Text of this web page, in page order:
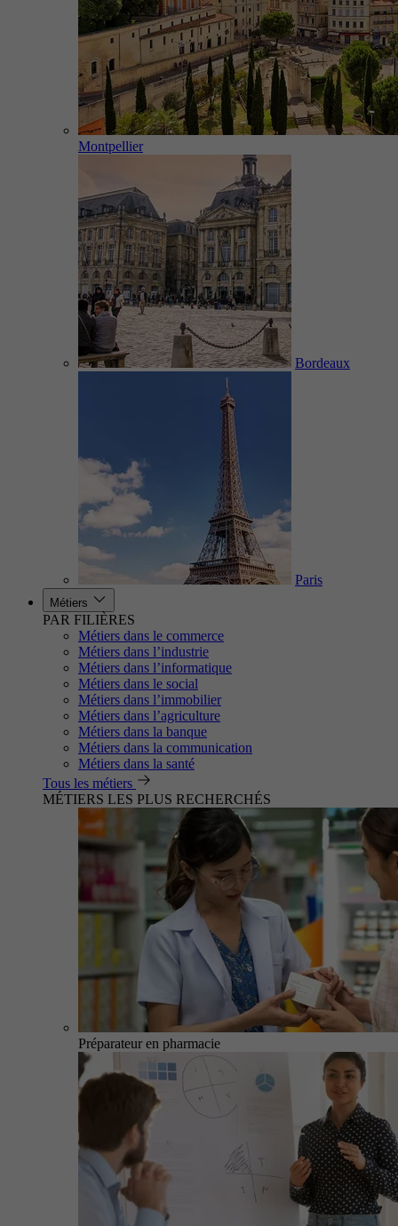
Montpellier
Bordeaux
Paris
Métiers
PAR FILIÈRES
Métiers dans le commerce
Métiers dans l’industrie
Métiers dans l’informatique
Métiers dans le social
Métiers dans l’immobilier
Métiers dans l’agriculture
Métiers dans la banque
Métiers dans la communication
Métiers dans la santé
Tous les métiers
MÉTIERS LES PLUS RECHERCHÉS
Préparateur en pharmacie